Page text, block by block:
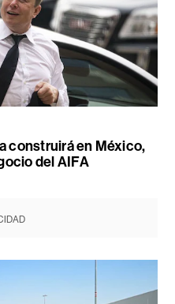
construirá en México,
del AIFA